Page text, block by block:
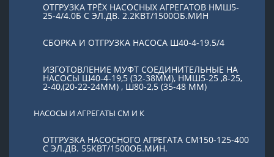
ОТГРУЗКА ТРЁХ НАСОСНЫХ АГРЕГАТОВ НМШ5-
25-4/4.0Б С ЭЛ.ДВ. 2.2КВТ/1500ОБ.МИН
СБОРКА И ОТГРУЗКА НАСОСА Ш40-4-19.5/4
ИЗГОТОВЛЕНИЕ МУФТ СОЕДИНИТЕЛЬНЫЕ НА
НАСОСЫ Ш40-4-19,5 (32-38ММ), НМШ5-25 ,8-25,
2-40,(20-22-24ММ) , Ш80-2,5 (35-48 ММ)
НАСОСЫ И АГРЕГАТЫ СМ И К
ОТГРУЗКА НАСОСНОГО АГРЕГАТА СМ150-125-400
С ЭЛ.ДВ. 55КВТ/1500ОБ.МИН.